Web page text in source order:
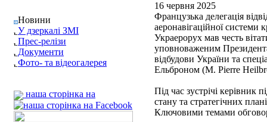
Новини
У дзеркалі ЗМІ
Прес-релізи
Документи
Фото- та відеогалерея
наша сторінка на
16 червня 2025
Французька делегація
аеронавігаційної системи
Украерорух мав честь
уповноваженим
відбудови України та
Ельброном (M. Pierre
Під час зустрічі
стану та стратегічних
Ключовими темами